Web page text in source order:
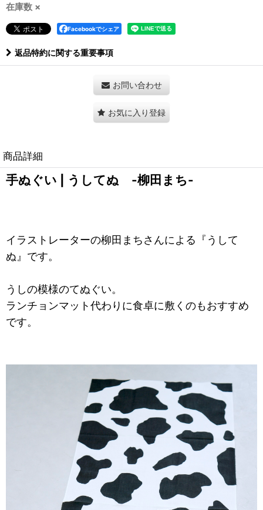
在庫数 ×
Facebookでシェア
返品特約に関する重要事項
お問い合わせ
お気に入り登録
商品詳細
手ぬぐい | うしてぬ -柳田まち-
イラストレーターの柳田まちさんによる『うして
ぬ』です。
うしの模様のてぬぐい。
ランチョンマット代わりに食卓に敷くのもおすすめ
です。